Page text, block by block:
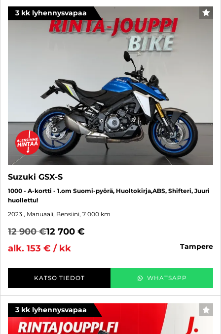
3 kk lyhennysvapaa
Suzuki GSX-S
1000 - A-kortti - 1.om Suomi-pyörä, Huoltokirja,ABS, Shifteri, Juuri
huollettu!
2023 , Manuaali, Bensiini, 7 000 km
12 900 €12 700 €
alk. 153 € / kk
tampere
KATSO TIEDOT WHATSAPP
3 kk lyhennysvapaa